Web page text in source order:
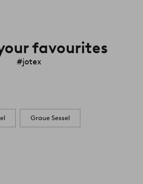
favourites
#jotex
Graue Sessel